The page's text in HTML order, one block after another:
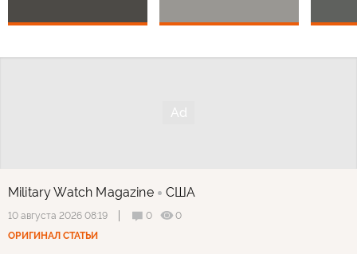
Military Watch Magazine США
10 августа 2026 08:19 0
0
ОРИГИНАЛ СТАТЬИ